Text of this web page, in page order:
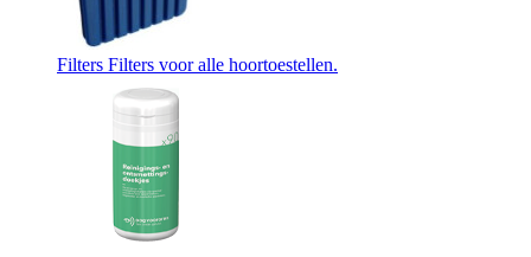
Filters Filters voor alle hoortoestellen.